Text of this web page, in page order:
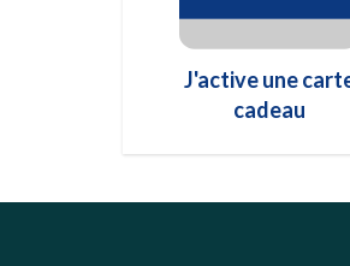
J'active une
cadeau